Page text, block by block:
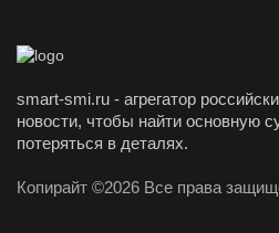
smart-smi.ru - агрегатор
новости, чтобы найти основную
потеряться в деталях.
Копирайт ©2026 Все права